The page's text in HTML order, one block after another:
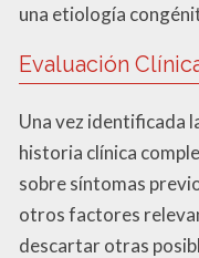
una etiología
Evaluación
Una vez identificada
historia clínica
sobre síntomas
otros factores
descartar otras